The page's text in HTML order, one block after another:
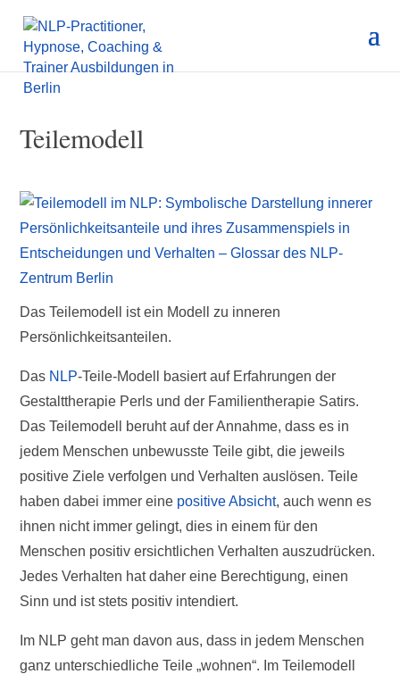
Teilemodell
Das Teilemodell ist ein Modell zu inneren
Persönlichkeitsanteilen.
Das NLP-Teile-Modell basiert auf Erfahrungen der
Gestalttherapie Perls und der Familientherapie Satirs.
Das Teilemodell beruht auf der Annahme, dass es in
jedem Menschen unbewusste Teile gibt, die jeweils
positive Ziele verfolgen und Verhalten auslösen. Teile
haben dabei immer eine positive Absicht, auch wenn es
ihnen nicht immer gelingt, dies in einem für den
Menschen positiv ersichtlichen Verhalten auszudrücken.
Jedes Verhalten hat daher eine Berechtigung, einen
Sinn und ist stets positiv intendiert.
Im NLP geht man davon aus, dass in jedem Menschen
ganz unterschiedliche Teile „wohnen“. Im Teilemodell